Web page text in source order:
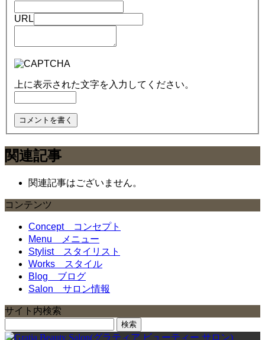
URL
上に表示された文字を入力してください。
関連記事
関連記事はございません。
コンテンツ
Concept
コンセプト
Menu
メニュー
Stylist
スタイリスト
Works
スタイル
Blog ブログ
Salon サロン情報
サイト内検索
索: